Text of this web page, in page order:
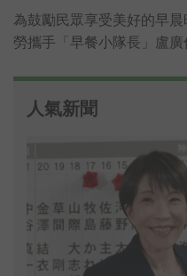
為鼓勵民眾享受美好的早
勞攜手「早餐小隊長」盧
隊長一起跳「麥擱睏起床舞
人氣新聞